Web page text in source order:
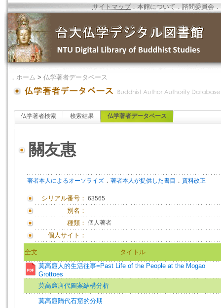
サイトマップ．本館について ．諮問委員会 ．
． ホーム > 仏学著者データベース
仏学著者検索 検索結果 仏学著者データベース
關友惠
著者本人によるオーソライズ ． 著者本人が提供した書目 ． 資料改正
シリアル番号： 63565
別名：
種類： 個人著者
個人サイト：
全文
タイトル
莫高窟人的生活往事=Past Life of the People at the Mogao
Grottoes
莫高窟唐代圖案結構分析
莫高窟隋代石窟的分期